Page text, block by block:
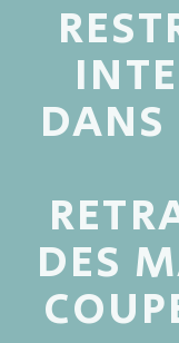
DANS
DES